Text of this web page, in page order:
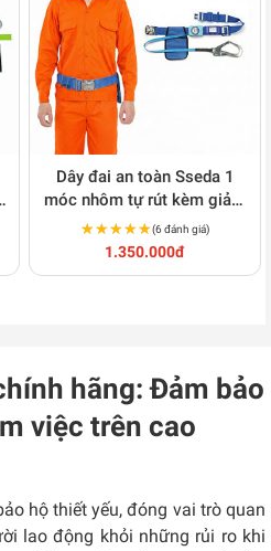
Dây đai an toàn Sseda 1
móc nhôm tự rút kèm giảm
sốc C124
★★★★★
★★★★★(6 đánh giá)
1.350.000đ
hãng: Đảm bảo
việc trên cao
hộ thiết yếu, đóng vai trò quan
lao động khỏi những rủi ro khi